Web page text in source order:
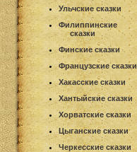
Ульчские сказки
Филиппинские
сказки
Финские сказки
Французские сказки
Хакасские сказки
Хантыйские сказки
Хорватские сказки
Цыганские сказки
Черкесские сказки